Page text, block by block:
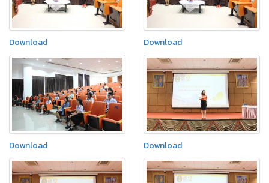
Download Download
Download Download